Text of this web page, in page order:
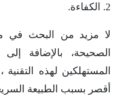
2. الكفاءة.
لا مزيد من البحث في
الصحيحة، بالإضافة
المستهلكين لهذه
أقصر بسبب الطبيعة